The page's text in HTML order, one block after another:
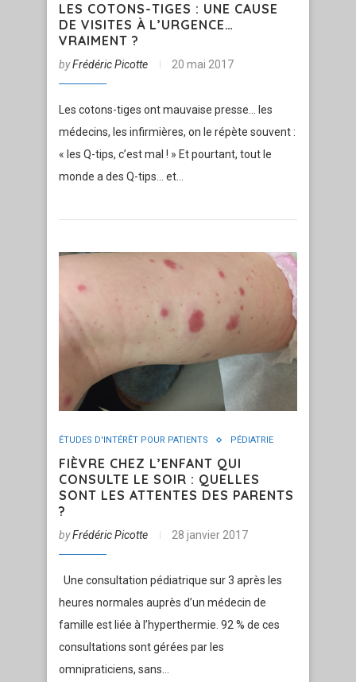
LES COTONS-TIGES : UNE CAUSE
DE VISITES À L’URGENCE…
VRAIMENT ?
byFrédéric Picotte 20 mai 2017
Les cotons-tiges ont mauvaise presse… les
médecins, les infirmières, on le répète souvent :
« les Q-tips, c’est mal ! » Et pourtant, tout le
monde a des Q-tips… et…
ÉTUDES D'INTÉRÊT POUR PATIENTS PÉDIATRIE
FIÈVRE CHEZ L’ENFANT QUI
CONSULTE LE SOIR : QUELLES
SONT LES ATTENTES DES PARENTS
?
byFrédéric Picotte 28 janvier 2017
Une consultation pédiatrique sur 3 après les
heures normales auprès d’un médecin de
famille est liée à l’hyperthermie. 92 % de ces
consultations sont gérées par les
omnipraticiens, sans…